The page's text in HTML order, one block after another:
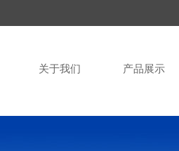
关于我们 产品展示